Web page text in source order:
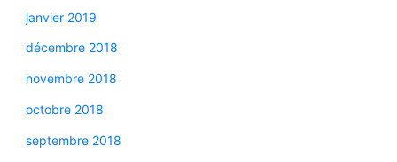
janvier 2019
décembre 2018
novembre 2018
octobre 2018
septembre 2018